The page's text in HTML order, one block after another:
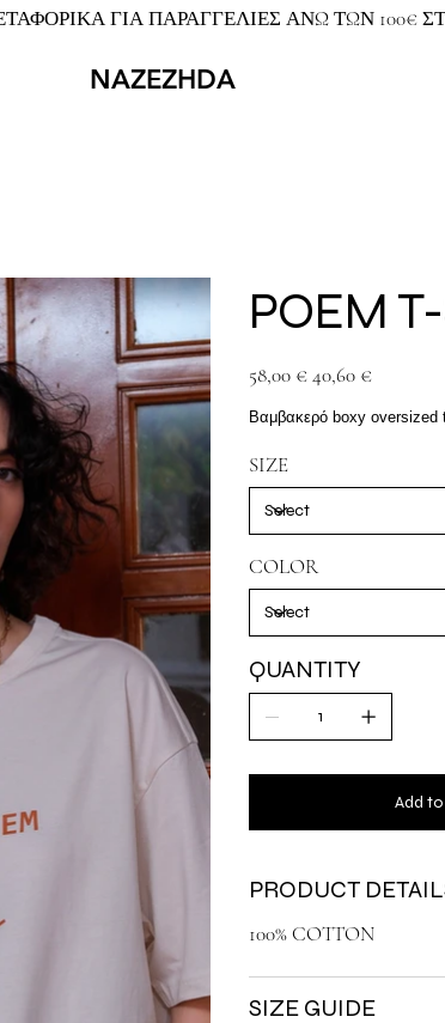
ΓΙΑ ΠΑΡΑΓΓΕΛΙΕΣ ΑΝΩ ΤΩΝ 100€
NAZEZHDA
POEM
price
58,00 € price
40,60 €
Βαμβακερό boxy oversized
SIZE
COLOR
QUANTITY
Add
PRODUCT
100% COTTON
SIZE GUIDE